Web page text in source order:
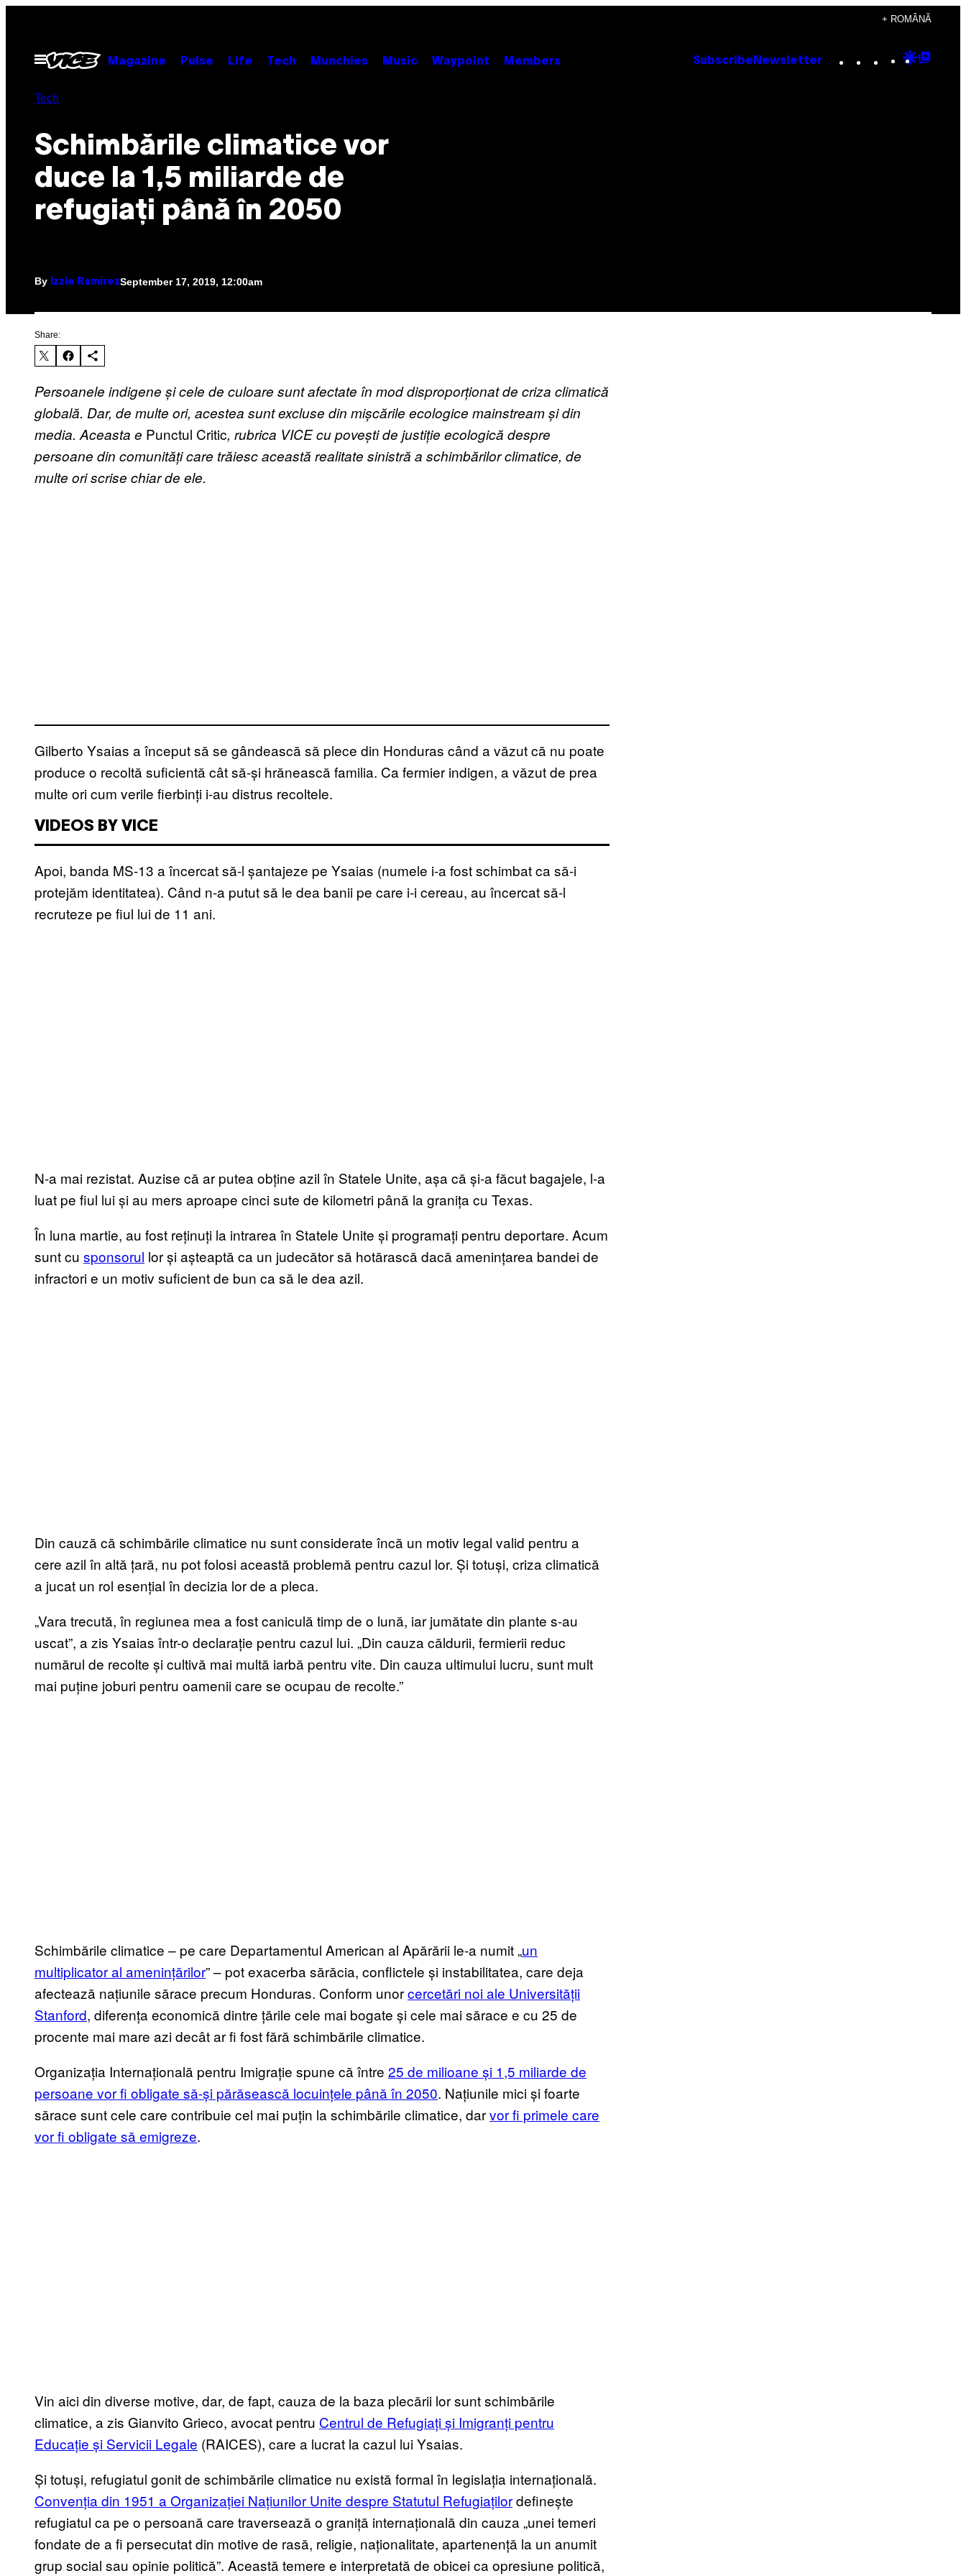
content
+ ROMÂNĂ
Open
Menu
Magazine Pulse Life Tech Munchies Music Waypoint Members Subscribe Newsletter Instagram
TikTok
YouTube
Google
Tech
Schimbările climatice vor
duce la 1,5 miliarde de
refugiați până în 2050
By Izzie RamirezSeptember 17, 2019, 12:00am
Share:
Persoanele indigene și cele de culoare sunt afectate în mod disproporționat de criza climatică
globală. Dar, de multe ori, acestea sunt excluse din mișcările ecologice mainstream și din
media. Aceasta e Punctul Critic, rubrica VICE cu povești de justiție ecologică despre
persoane din comunități care trăiesc această realitate sinistră a schimbărilor climatice, de
multe ori scrise chiar de ele.
Gilberto Ysaias a început să se gândească să plece din Honduras când a văzut că nu poate
produce o recoltă suficientă cât să-și hrănească familia. Ca fermier indigen, a văzut de prea
multe ori cum verile fierbinți i-au distrus recoltele.
VIDEOS BY VICE
Apoi, banda MS-13 a încercat să-l șantajeze pe Ysaias (numele i-a fost schimbat ca să-i
protejăm identitatea). Când n-a putut să le dea banii pe care i-i cereau, au încercat să-l
recruteze pe fiul lui de 11 ani.
N-a mai rezistat. Auzise că ar putea obține azil în Statele Unite, așa că și-a făcut bagajele, l-a
luat pe fiul lui și au mers aproape cinci sute de kilometri până la granița cu Texas.
În luna martie, au fost reținuți la intrarea în Statele Unite și programați pentru deportare. Acum
sunt cu sponsorul lor și așteaptă ca un judecător să hotărască dacă amenințarea bandei de
infractori e un motiv suficient de bun ca să le dea azil.
Din cauză că schimbările climatice nu sunt considerate încă un motiv legal valid pentru a
cere azil în altă țară, nu pot folosi această problemă pentru cazul lor. Și totuși, criza climatică
a jucat un rol esențial în decizia lor de a pleca.
„Vara trecută, în regiunea mea a fost caniculă timp de o lună, iar jumătate din plante s-au
uscat”, a zis Ysaias într-o declarație pentru cazul lui. „Din cauza căldurii, fermierii reduc
numărul de recolte și cultivă mai multă iarbă pentru vite. Din cauza ultimului lucru, sunt mult
mai puține joburi pentru oamenii care se ocupau de recolte.”
Schimbările climatice – pe care Departamentul American al Apărării le-a numit „un
multiplicator al amenințărilor” – pot exacerba sărăcia, conflictele și instabilitatea, care deja
afectează națiunile sărace precum Honduras. Conform unorcercetări noi ale Universității
Stanford, diferența economică dintre țările cele mai bogate și cele mai sărace e cu 25 de
procente mai mare azi decât ar fi fost fără schimbările climatice.
Organizația Internațională pentru Imigrație spune că între 25 de milioane și 1,5 miliarde de
persoane vor fi obligate să-și părăsească locuințele până în 2050. Națiunile mici și foarte
sărace sunt cele care contribuie cel mai puțin la schimbările climatice, darvor fi primele care
vor fi obligate să emigreze.
Vin aici din diverse motive, dar, de fapt, cauza de la baza plecării lor sunt schimbările
climatice, a zis Gianvito Grieco, avocat pentru Centrul de Refugiați și Imigranți pentru
Educație și Servicii Legale (RAICES), care a lucrat la cazul lui Ysaias.
Și totuși, refugiatul gonit de schimbările climatice nu există formal în legislația internațională.
Convenția din 1951 a Organizației Națiunilor Unite despre Statutul Refugiațilordefinește
refugiatul ca pe o persoană care traversează o graniță internațională din cauza „unei temeri
fondate de a fi persecutat din motive de rasă, religie, naționalitate, apartenență la un anumit
grup social sau opinie politică”. Această temere e interpretată de obicei ca opresiune politică,